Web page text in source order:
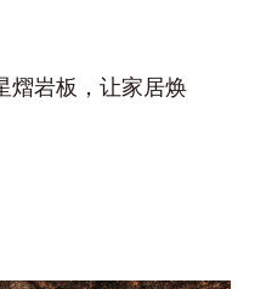
熠岩板，让家居焕